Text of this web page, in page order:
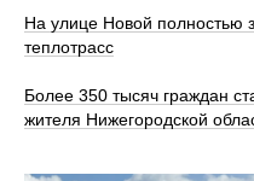
На улице Новой полностью
теплотрасс
Более 350 тысяч граждан
жителя Нижегородской